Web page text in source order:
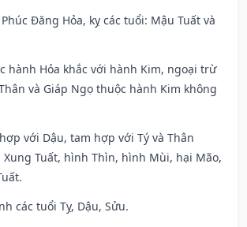
Đăng Hỏa, kỵ các tuổi: Mậu Tuất và
hành Hỏa khắc với hành Kim, ngoại trừ
và Giáp Ngọ thuộc hành Kim không
với Dậu, tam hợp với Tý và Thân
Xung Tuất, hình Thìn, hình Mùi, hại Mão,
các tuổi Tỵ, Dậu, Sửu.